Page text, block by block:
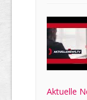
Aktuelle